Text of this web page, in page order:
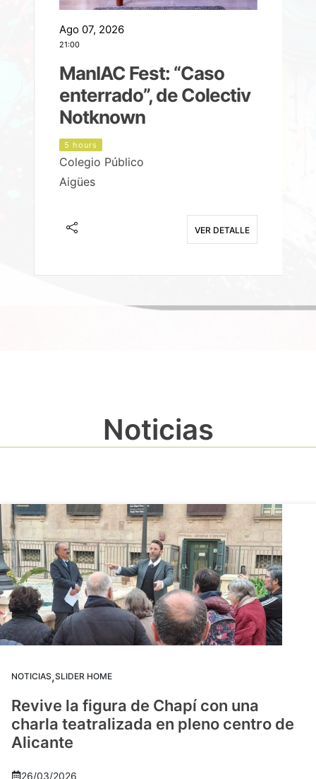
Ago 07, 2026
21:00
ManIAC Fest: “Caso
enterrado”, de Colectiv
Notknown
5 hours
Colegio Público
Aigües
VER DETALLE
Noticias
NOTICIAS,SLIDER HOME
Revive la figura de Chapí con una
charla teatralizada en pleno centro de
Alicante
26/03/2026